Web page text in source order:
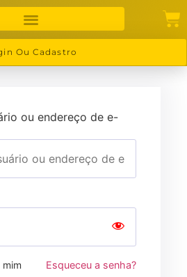
Ou Cadastro
ou endereço de e-
Esqueceu a senha?